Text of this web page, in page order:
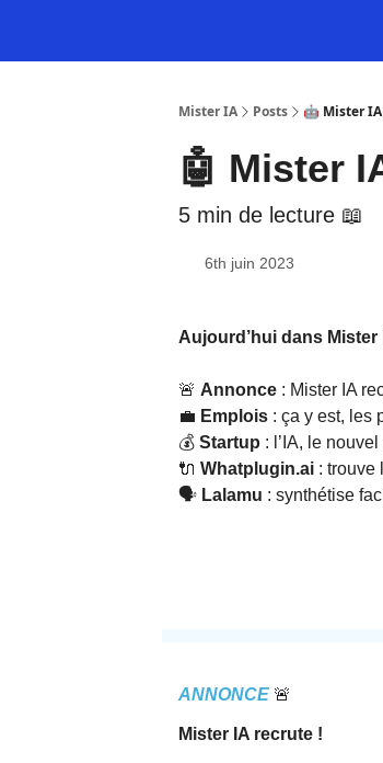
Mister IA Posts 🤖 Mister
🤖 Mister
5 min de lecture 📖
6th juin 2023
Aujourd’hui dans Mister
🚨 Annonce : Mister IA
💼 Emplois : ça y est, les
💰 Startup : l’IA, le
🔌 Whatplugin.ai : trouve
🗣️ Lalamu : synthétise
ANNONCE 🚨
Mister IA recrute !